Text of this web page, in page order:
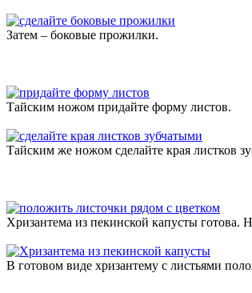
Затем – боковые прожилки.
Тайским ножом придайте форму листов.
Тайским же ножом сделайте края листков
Хризантема из пекинской капусты готова.
В готовом виде хризантему с листьями